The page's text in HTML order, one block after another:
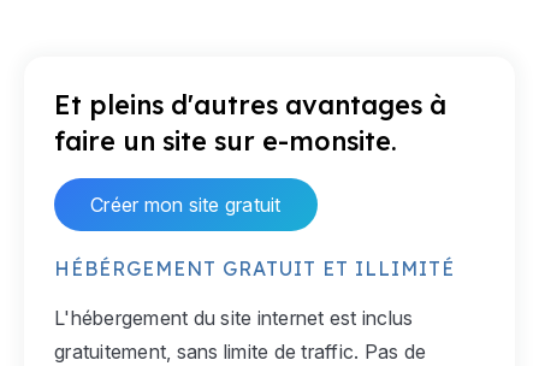
Et pleins d'autres avantages à
faire un site sur e-monsite.
Créer mon site gratuit
HÉBÉRGEMENT GRATUIT ET ILLIMITÉ
L'hébergement du site internet est inclus
gratuitement, sans limite de traffic. Pas de